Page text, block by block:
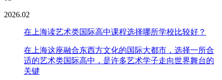
2026.02
在上海读艺术类国际高中课程选择哪所学校比较好？
在上海这座融合东西方文化的国际大都市，选择一所合
适的艺术类国际高中，是许多艺术学子走向世界舞台的
关键